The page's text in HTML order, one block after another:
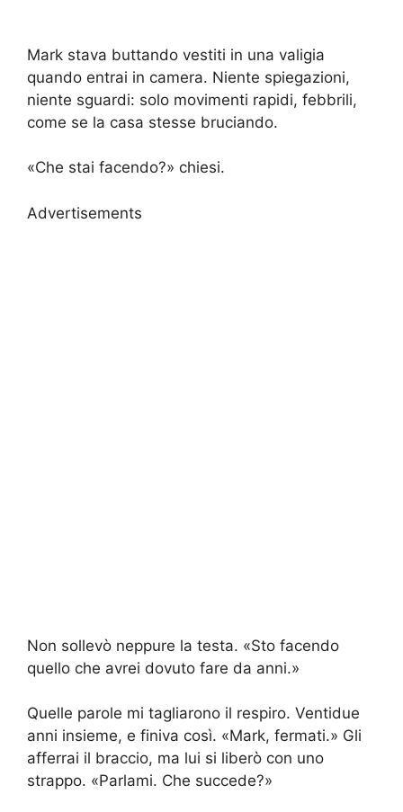
Mark stava buttando vestiti in una valigia
quando entrai in camera. Niente spiegazioni,
niente sguardi: solo movimenti rapidi, febbrili,
come se la casa stesse bruciando.
«Che stai facendo?» chiesi.
Advertisements
Non sollevò neppure la testa. «Sto facendo
quello che avrei dovuto fare da anni.»
Quelle parole mi tagliarono il respiro. Ventidue
anni insieme, e finiva così. «Mark, fermati.» Gli
afferrai il braccio, ma lui si liberò con uno
strappo. «Parlami. Che succede?»